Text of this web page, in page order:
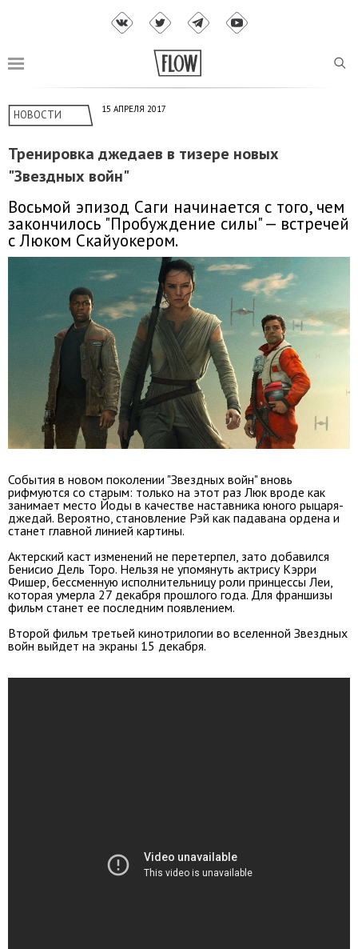
НОВОСТИ 15 АПРЕЛЯ 2017
Тренировка джедаев в тизере новых
"Звездных войн"
Восьмой эпизод Саги начинается с того, чем
закончилось "Пробуждение силы" — встречей
с Люком Скайуокером.
События в новом поколении "Звездных войн" вновь
рифмуются со старым: только на этот раз Люк вроде как
занимает место Йоды в качестве наставника юного рыцаря-
джедай. Вероятно, становление Рэй как падавана ордена и
станет главной линией картины.
Актерский каст изменений не перетерпел, зато добавился
Бенисио Дель Торо. Нельзя не упомянуть актрису Кэрри
Фишер, бессменную исполнительницу роли принцессы Леи,
которая умерла 27 декабря прошлого года. Для франшизы
фильм станет ее последним появлением.
Второй фильм третьей кинотрилогии во вселенной Звездных
войн выйдет на экраны 15 декабря.